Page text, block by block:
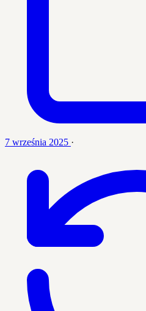
7 września 2025 ·